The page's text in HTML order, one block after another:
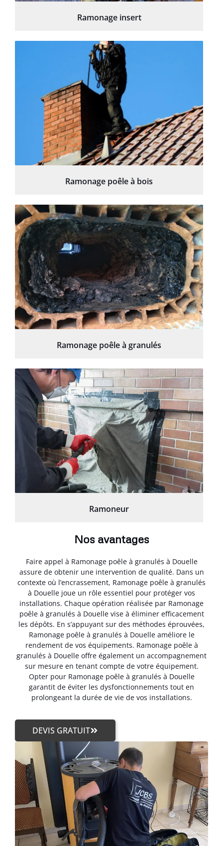
Ramonage insert
Ramonage poêle à bois
Ramonage poêle à granulés
Ramoneur
Nos avantages
Faire appel à Ramonage poêle à granulés à Douelle
assure de obtenir une intervention de qualité. Dans un
contexte où l’encrassement, Ramonage poêle à granulés
à Douelle joue un rôle essentiel pour protéger vos
installations. Chaque opération réalisée par Ramonage
poêle à granulés à Douelle vise à éliminer efficacement
les dépôts. En s’appuyant sur des méthodes éprouvées,
Ramonage poêle à granulés à Douelle améliore le
rendement de vos équipements. Ramonage poêle à
granulés à Douelle offre également un accompagnement
sur mesure en tenant compte de votre équipement.
Opter pour Ramonage poêle à granulés à Douelle
garantit de éviter les dysfonctionnements tout en
prolongeant la durée de vie de vos installations.
DEVIS GRATUIT